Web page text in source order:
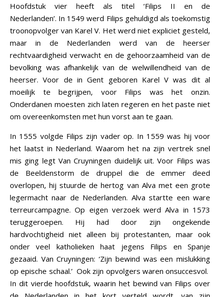
Hoofdstuk vier heeft als titel ‘Filips II en de
Nederlanden’. In 1549 werd Filips gehuldigd als toekomstig
troonopvolger van Karel V. Het werd niet expliciet gesteld,
maar in de Nederlanden werd van de heerser
rechtvaardigheid verwacht en de gehoorzaamheid van de
bevolking was afhankelijk van de welwillendheid van de
heerser. Voor de in Gent geboren Karel V was dit al
moeilijk te begrijpen, voor Filips was het onzin.
Onderdanen moesten zich laten regeren en het paste niet
om overeenkomsten met hun vorst aan te gaan.
In 1555 volgde Filips zijn vader op. In 1559 was hij voor
het laatst in Nederland. Waarom het na zijn vertrek snel
mis ging legt Van Cruyningen duidelijk uit. Voor Filips was
de Beeldenstorm de druppel die de emmer deed
overlopen, hij stuurde de hertog van Alva met een grote
legermacht naar de Nederlanden. Alva startte een ware
terreurcampagne. Op eigen verzoek werd Alva in 1573
teruggeroepen. Hij had door zijn ongekende
hardvochtigheid niet alleen bij protestanten, maar ook
onder veel katholieken haat jegens Filips en Spanje
gezaaid. Van Cruyningen: ‘Zijn bewind was een mislukking
op epische schaal.’ Ook zijn opvolgers waren onsuccesvol.
In dit vierde hoofdstuk, waarin het bewind van Filips over